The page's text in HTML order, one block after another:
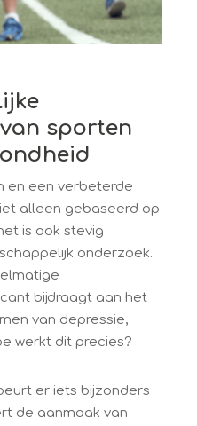
sporten
en een verbeterde
alleen gebaseerd op
is ook stevig
onderzoek.
bijdraagt aan het
van depressie,
werkt dit precies?
er iets bijzonders
de aanmaak van